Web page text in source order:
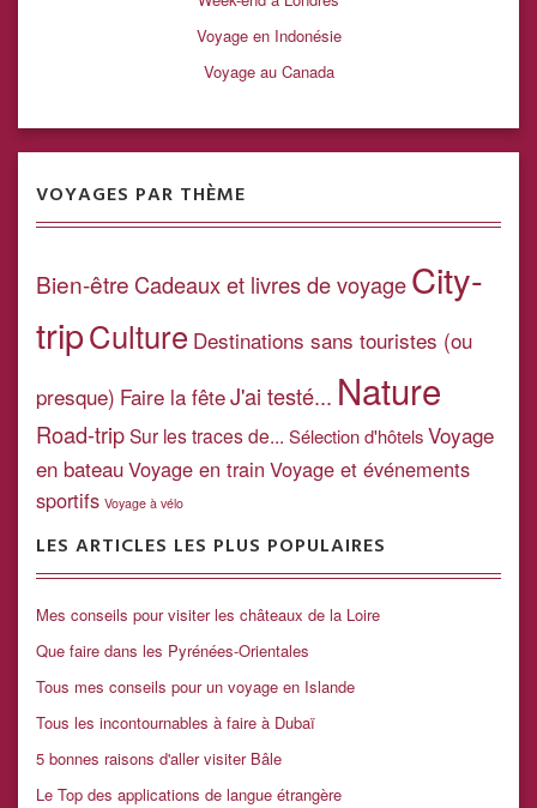
Voyage en Indonésie
Voyage au Canada
VOYAGES PAR THÈME
Bien-être Cadeaux et livres de voyageCity-
tripCulture Destinations sans touristes (ou
presque) Faire la fêteJ'ai testé... Nature
Road-tripSur les traces de... Sélection d'hôtelsVoyage
en bateauVoyage en train Voyage et événements
sportifs Voyage à vélo
LES ARTICLES LES PLUS POPULAIRES
Mes conseils pour visiter les châteaux de la Loire
Que faire dans les Pyrénées-Orientales
Tous mes conseils pour un voyage en Islande
Tous les incontournables à faire à Dubaï
5 bonnes raisons d'aller visiter Bâle
Le Top des applications de langue étrangère